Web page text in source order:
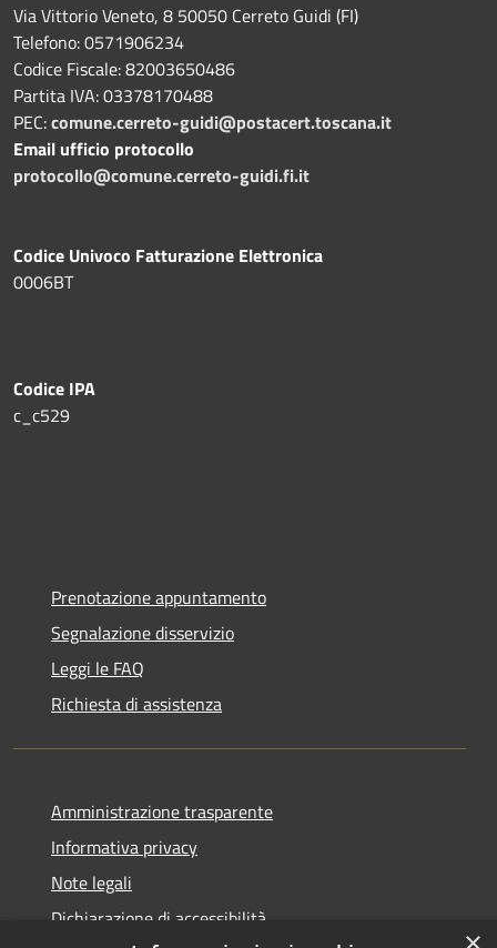
Via Vittorio Veneto, 8 50050 Cerreto Guidi (FI)
Telefono: 0571906234
Codice Fiscale: 82003650486
Partita IVA: 03378170488
PEC:comune.cerreto-guidi@postacert.toscana.it
Email ufficio protocollo
protocollo@comune.cerreto-guidi.fi.it
Codice Univoco Fatturazione Elettronica
0006BT
Codice IPA
c_c529
Prenotazione appuntamento
Segnalazione disservizio
Leggi le FAQ
Richiesta di assistenza
Amministrazione trasparente
Informativa privacy
Note legali
Dichiarazione di accessibilità